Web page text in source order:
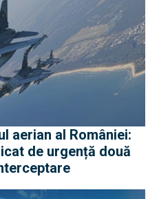
aerian al României:
de urgență două